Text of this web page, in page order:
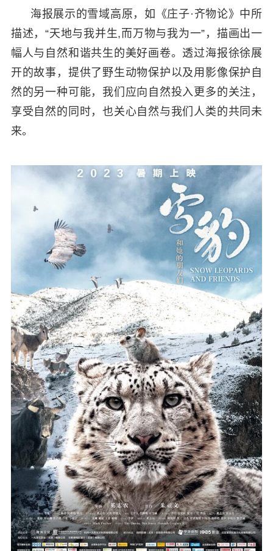
海报展示的雪域高原，如《庄子·齐物论》中所
描述，“天地与我并生,而万物与我为一”，描画出一
幅人与自然和谐共生的美好画卷。透过海报徐徐展
开的故事，提供了野生动物保护以及用影像保护自
然的另一种可能，我们应向自然投入更多的关注，
享受自然的同时，也关心自然与我们人类的共同未
来。